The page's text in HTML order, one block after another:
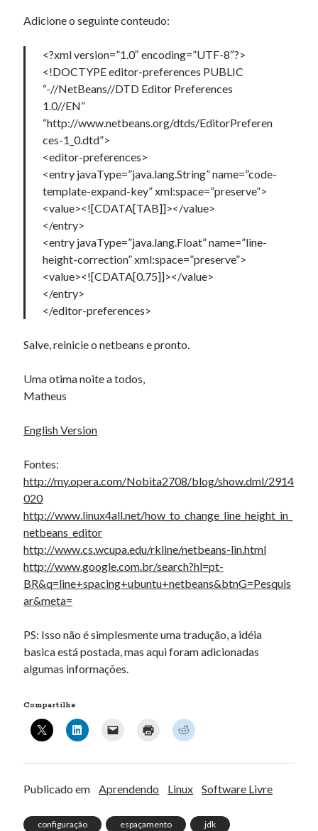
Adicione o seguinte conteudo:
<?xml version=”1.0″ encoding=”UTF-8″?>
<!DOCTYPE editor-preferences PUBLIC
“-//NetBeans//DTD Editor Preferences
1.0//EN”
“http://www.netbeans.org/dtds/EditorPreferen
ces-1_0.dtd”>
<editor-preferences>
<entry javaType=”java.lang.String” name=”code-
template-expand-key” xml:space=”preserve”>
<value><![CDATA[TAB]]></value>
</entry>
<entry javaType=”java.lang.Float” name=”line-
height-correction” xml:space=”preserve”>
<value><![CDATA[0.75]]></value>
</entry>
</editor-preferences>
Salve, reinicie o netbeans e pronto.
Uma otima noite a todos,
Matheus
English Version
Fontes:
http://my.opera.com/Nobita2708/blog/show.dml/2914
020
http://www.linux4all.net/how_to_change_line_height_in_
netbeans_editor
http://www.cs.wcupa.edu/rkline/netbeans-lin.html
http://www.google.com.br/search?hl=pt-
BR&q=line+spacing+ubuntu+netbeans&btnG=Pesquis
ar&meta=
PS: Isso não é simplesmente uma tradução, a idéia
basica está postada, mas aqui foram adicionadas
algumas informações.
Compartilhe
Publicado em Aprendendo Linux Software Livre
configuração espaçamento jdk